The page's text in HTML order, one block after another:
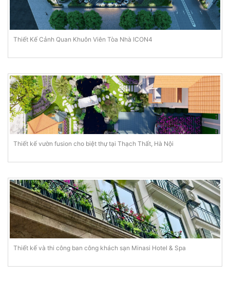
Thiết Kế Cảnh Quan Khuôn Viên Tòa Nhà ICON4
Thiết kế vườn fusion cho biệt thự tại Thạch Thất, Hà Nội
Thiết kế và thi công ban công khách sạn Minasi Hotel & Spa